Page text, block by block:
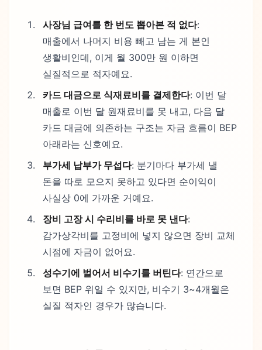
사장님 급여를 한 번도 뽑아본 적 없다:
매출에서 나머지 비용 빼고 남는 게 본인
생활비인데, 이게 월 300만 원 이하면
실질적으로 적자예요.
카드 대금으로 식재료비를 결제한다: 이번 달
매출로 이번 달 원재료비를 못 내고, 다음 달
카드 대금에 의존하는 구조는 자금 흐름이 BEP
아래라는 신호예요.
부가세 납부가 무섭다: 분기마다 부가세 낼
돈을 따로 모으지 못하고 있다면 순이익이
사실상 0에 가까운 거예요.
장비 고장 시 수리비를 바로 못 낸다:
감가상각비를 고정비에 넣지 않으면 장비 교체
시점에 자금이 없어요.
성수기에 벌어서 비수기를 버틴다: 연간으로
보면 BEP 위일 수 있지만, 비수기 3~4개월은
실질 적자인 경우가 많습니다.